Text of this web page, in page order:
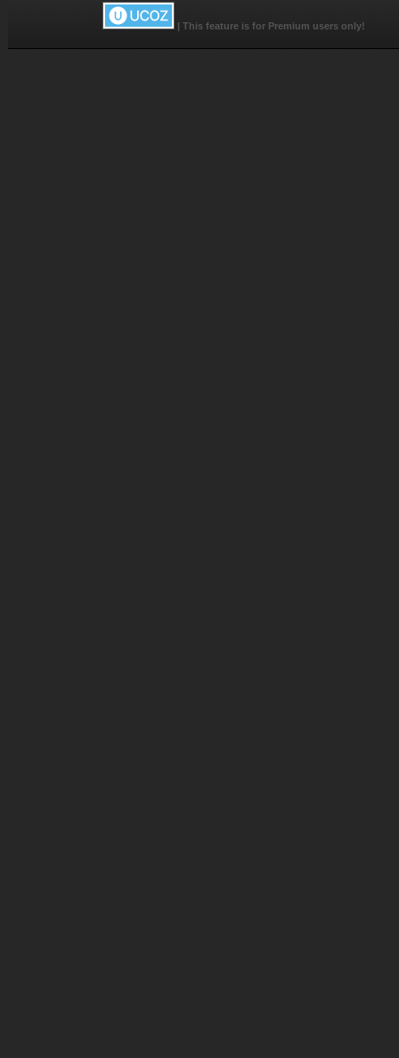
| This feature is for Premium users only!